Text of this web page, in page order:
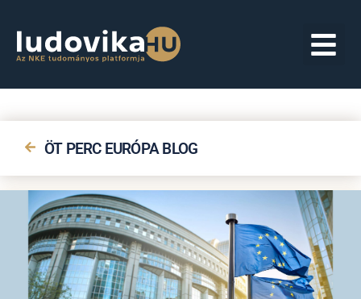
ÖT PERC EURÓPA BLOG